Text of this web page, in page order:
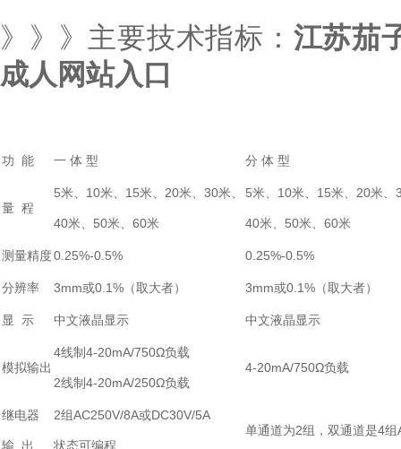
》》》主要技术指标： 江苏茄
成人网站入口
功 能 一 体 型 分 体 型
量 程
5米、10米、15米、20米、30米、
40米、50米、60米
5米、10米、15米、20米、
40米、50米、60米
测量精度0.25%-0.5% 0.25%-0.5%
分辨率 3mm或0.1%（取大者） 3mm或0.1%（取大者）
显 示 中文液晶显示 中文液晶显示
模拟输出
4线制4-20mA/750Ω负载
2线制4-20mA/250Ω负载
4-20mA/750Ω负载
继电器
输 出
2组AC250V/8A或DC30V/5A
状态可编程
单通道为2组，双通道是4